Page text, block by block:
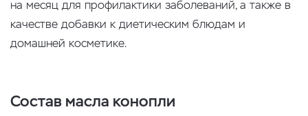
на месяц для профилактики заболеваний, а также в
качестве добавки к диетическим блюдам и
домашней косметике.
Состав масла конопли